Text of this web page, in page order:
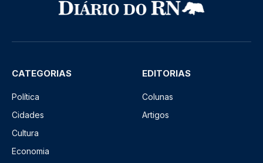
CATEGORIAS
Política
Cidades
Cultura
Economia
EDITORIAS
Colunas
Artigos